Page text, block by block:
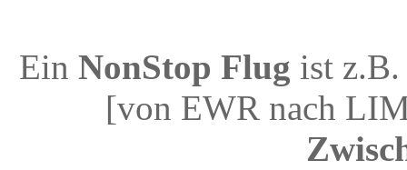
Ein NonStop Flug ist
[von EWR nach